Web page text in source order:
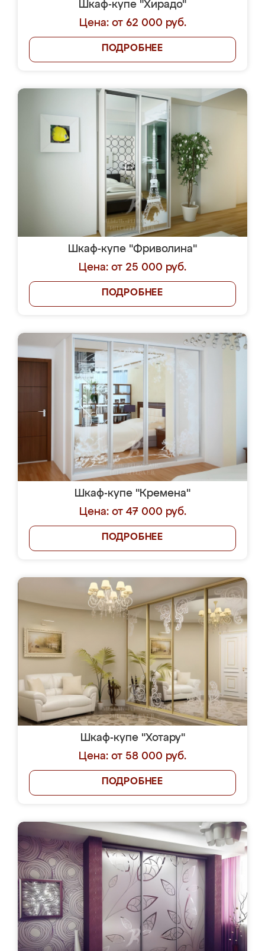
Шкаф-купе "Хирадо"
Цена: от 62 000 руб.
ПОДРОБНЕЕ
Шкаф-купе "Фриволина"
Цена: от 25 000 руб.
ПОДРОБНЕЕ
Шкаф-купе "Кремена"
Цена: от 47 000 руб.
ПОДРОБНЕЕ
Шкаф-купе "Хотару"
Цена: от 58 000 руб.
ПОДРОБНЕЕ